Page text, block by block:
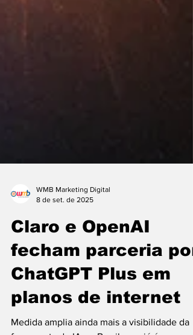
Claro e OpenAI
fecham parceria por
ChatGPT Plus em